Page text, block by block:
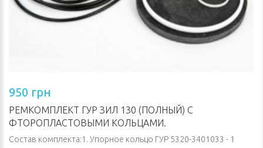
950 грн
РЕМКОМПЛЕКТ ГУР ЗИЛ 130 (ПОЛНЫЙ) С
ФТОРОПЛАСТОВЫМИ КОЛЬЦАМИ.
Состав комплекта:1. Упорное кольцо ГУР 5320-3401033 - 1